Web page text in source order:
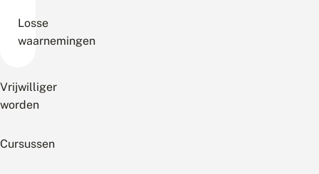
Losse
waarnemingen
Vrijwilliger
worden
Cursussen